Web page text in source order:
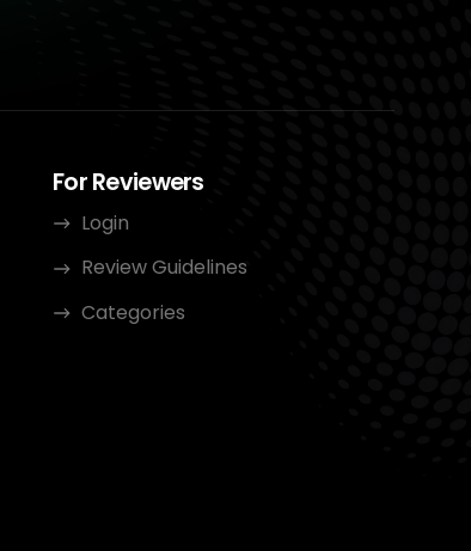
For Reviewers
Login
Review Guidelines
Categories